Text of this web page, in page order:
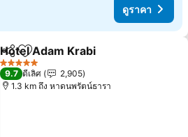
ดูราคา
แชร์ เพิ่มในรายการโปรด
Hotel Adam Krabi
5 ดาว
9.7 ดีเลิศ
2,905
1.3 km ถึง หาดนพรัตน์ธารา